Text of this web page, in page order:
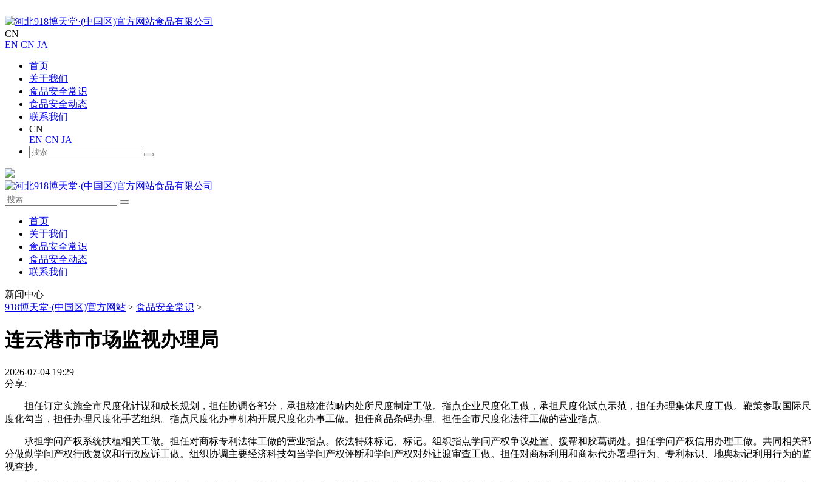
CN
EN CN JA
首页
关于我们
食品安全常识
食品安全动态
联系我们
CN
EN CN JA
首页
关于我们
食品安全常识
食品安全动态
联系我们
新闻中心
918博天堂·(中国区)官方网站 > 食品安全常识 >
连云港市市场监视办理局
2026-07-04 19:29
分享:
担任订定实施全市尺度化计谋和成长规划，担任协调各部分，承担核准范畴内处所尺度制定工做。指点企业尺度化工做，承担尺度化试点示范，担任办理集体尺度工做。鞭策参取国际尺
度化勾当，担任办理尺度化手艺组织。指点尺度化办事机构开展尺度化办事工做。担任商品条码办理。担任全市尺度化法律工做的营业指点。
承担学问产权系统扶植相关工做。担任对商标专利法律工做的营业指点。依法特殊标记、标记。组织指点学问产权争议处置、援帮和胶葛调处。担任学问产权信用办理工做。共同相关部
分做勤学问产权行政复议和行政应诉工做。组织协调主要经济科技勾当学问产权评断和学问产权对外让渡审查工做。担任对商标利用和商标代办署理行为、专利标识、地舆标记利用行为的监
视查抄。